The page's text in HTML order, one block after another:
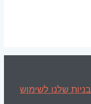
שלנו לשימוש